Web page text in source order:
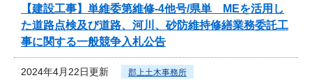
【建設工事】単維委第維修‐4他号/県単 MEを活用し
た道路点検及び道路、河川、砂防維持修繕業務委託工
事に関する一般競争入札公告
2024年4月22日更新 郡上土木事務所